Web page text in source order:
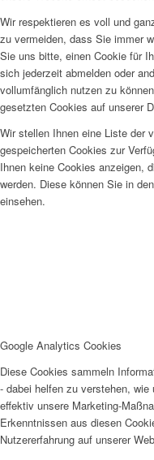
Wir respektieren es voll und
zu vermeiden, dass Sie immer
Sie uns bitte, einen Cookie für
sich jederzeit abmelden oder
vollumfänglich nutzen zu
gesetzten Cookies auf unserer
Wir stellen Ihnen eine Liste der
gespeicherten Cookies zur
Ihnen keine Cookies anzeigen,
werden. Diese können Sie in
einsehen.
Google Analytics Cookies
Diese Cookies sammeln
- dabei helfen zu verstehen,
effektiv unsere Marketing-
Erkenntnissen aus diesen
Nutzererfahrung auf unserer